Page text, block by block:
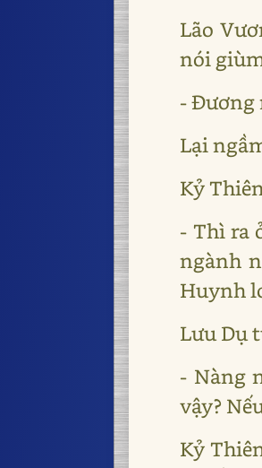
Lão
nói
- Đương
Lại
Kỷ
- Thì ra
ngành
Huynh
Lưu Dụ
- Nàng
vậy?
Kỷ